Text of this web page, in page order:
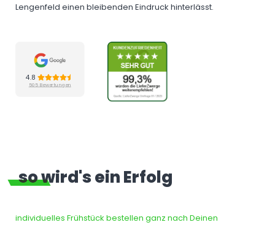
Lengenfeld einen bleibenden Eindruck hinterlässt.
4.8
505 Bewertungen
so wird's ein Erfolg
individuelles Frühstück bestellen ganz nach Deinen